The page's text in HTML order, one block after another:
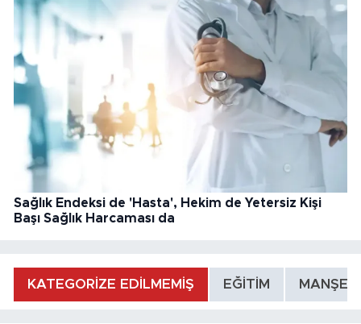
Sağlık Endeksi de 'Hasta', Hekim de Yetersiz Kişi
Başı Sağlık Harcaması da
KATEGORİZE EDİLMEMİŞ EĞİTİM MANŞET